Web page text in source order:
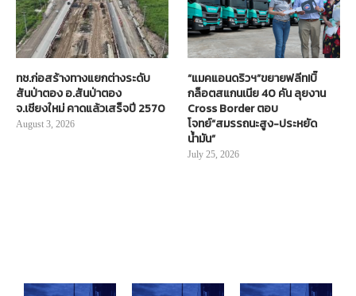
ทช.ก่อสร้างทางแยกต่างระดับ
สันป่าตอง อ.สันป่าตอง
จ.เชียงใหม่ คาดแล้วเสร็จปี 2570
August 3, 2026
“แมคแอนดริวฯ”ขยายฟลีท!บิ๊
กล็อตสแกนเนีย 40 คัน ลุยงาน
Cross Border ตอบ
โจทย์“สมรรถนะสูง-ประหยัด
น้ำมัน”
July 25, 2026